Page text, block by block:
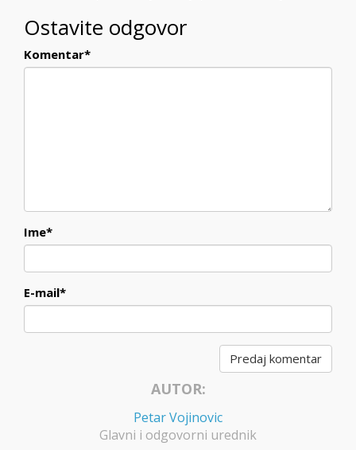
Ostavite odgovor
Komentar*
Ime*
E-mail*
AUTOR:
Petar Vojinovic
Glavni i odgovorni urednik